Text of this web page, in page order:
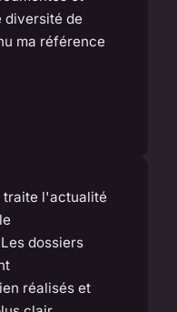
diversité de
ma référence
traite l'actualité
dossiers
réalisés et